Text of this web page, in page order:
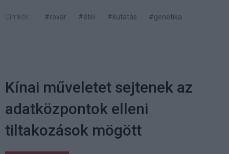
Címkék: #rovar #étel #kutatás #genetika
Kínai műveletet sejtenek az
adatközpontok elleni
tiltakozások mögött